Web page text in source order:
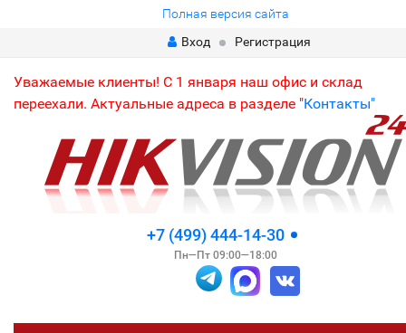
Полная версия сайта
Вход
Регистрация
Уважаемые клиенты! С 1 января наш офис и склад
переехали. Актуальные адреса в разделе "Контакты"
+7 (499) 444-14-30
Пн—Пт 09:00—18:00